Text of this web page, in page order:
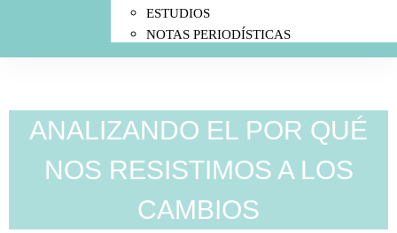
ESTUDIOS
NOTAS PERIODÍSTICAS
ANALIZANDO EL POR QUÉ
NOS RESISTIMOS A LOS
CAMBIOS